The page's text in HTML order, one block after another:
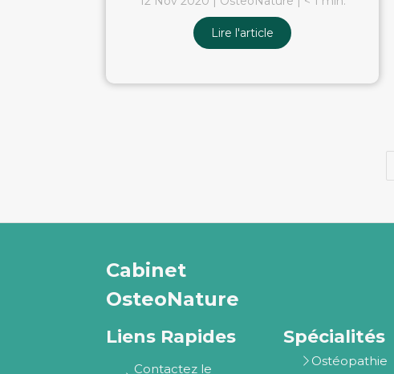
Lire l'article
Cabinet
OsteoNature
Liens Rapides
Contactez le
Spécialités
Ostéopathie